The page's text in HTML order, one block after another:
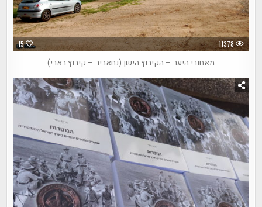
15 11378
מאחורי היער – הקיבוץ הישן (נחאביר – קיבוץ בארי)